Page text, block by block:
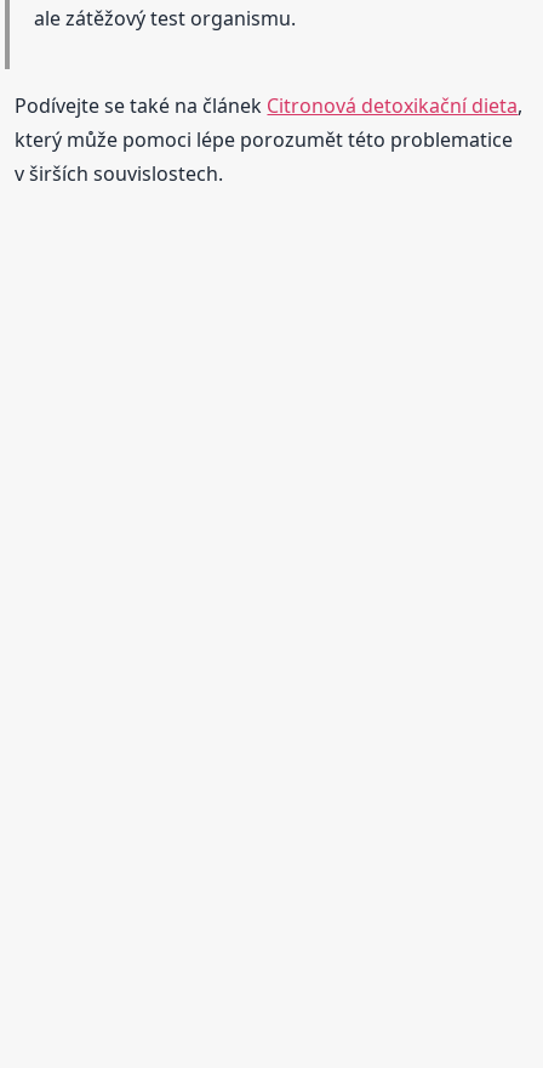
ale zátěžový test organismu.
Podívejte se také na článek Citronová detoxikační dieta,
který může pomoci lépe porozumět této problematice
v širších souvislostech.